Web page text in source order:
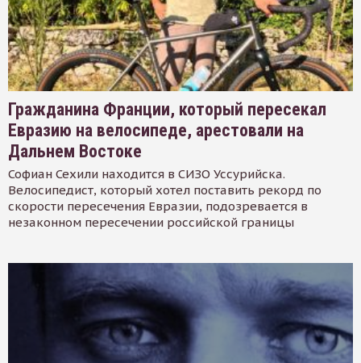
Гражданина Франции, который пересекал
Евразию на велосипеде, арестовали на
Дальнем Востоке
Софиан Сехили находится в СИЗО Уссурийска.
Велосипедист, который хотел поставить рекорд по
скорости пересечения Евразии, подозревается в
незаконном пересечении российской границы